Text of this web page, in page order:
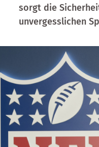
sorgt die
unvergesslichen